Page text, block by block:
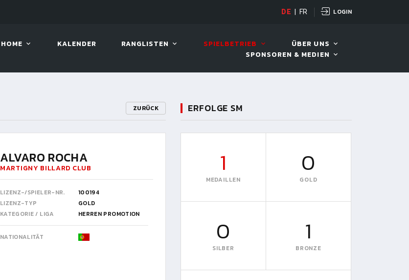
LIVE! VIVA OPEN
DE FR LOGIN
HOME KALENDER RANGLISTEN SPIELBETRIEB
ÜBER UNS
SPONSOREN & MEDIEN
ZURÜCK
ALVARO ROCHA
MARTIGNY BILLARD CLUB
LIZENZ-/SPIELER-NR.
100194
LIZENZ-TYP
GOLD
KATEGORIE / LIGA
HERREN PROMOTION
NATIONALITÄT
ERFOLGE SM
1
MEDAILLEN
0
GOLD
0
SILBER
1
BRONZE